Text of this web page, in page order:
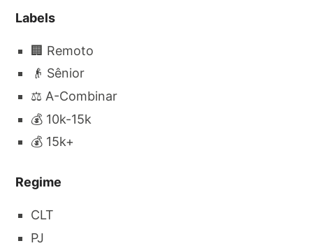
Labels
🏢 Remoto
👴 Sênior
⚖️ A-Combinar
💰 10k-15k
💰 15k+
Regime
CLT
PJ